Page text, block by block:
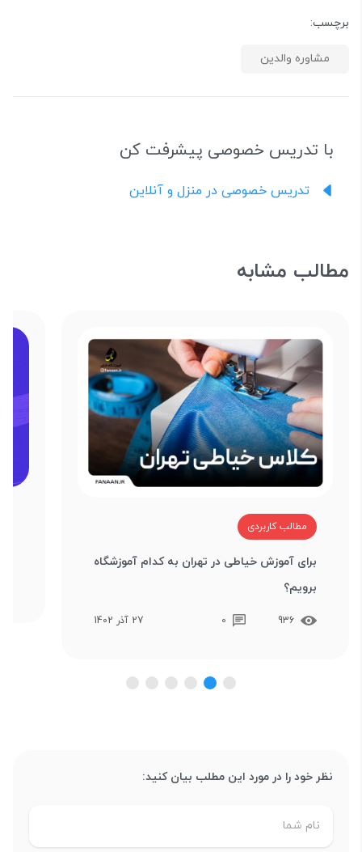
برچسب:
مشاوره والدین
با تدریس خصوصی پیشرفت کن
تدریس خصوصی در منزل و آنلاین
مطالب مشابه
مطالب کاربردی
برای آموزش خیاطی در تهران به کدام آموزشگاه
برویم؟
936
0 27 آذر 1402
نظر خود را در مورد این مطلب بیان کنید: